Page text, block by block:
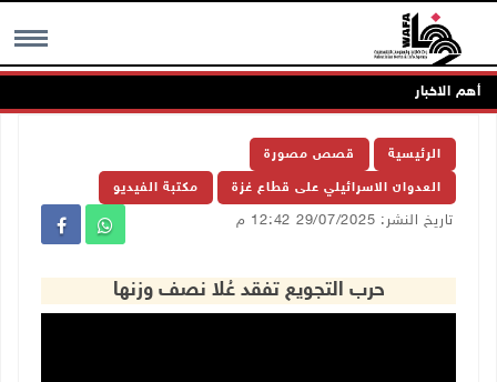
MENU أهم الاخبار
الرئيسية قصص مصورة
العدوان الاسرائيلي على قطاع غزة مكتبة الفيديو
تاريخ النشر: 29/07/2025 12:42 م
حرب التجويع تفقد عُلا نصف وزنها